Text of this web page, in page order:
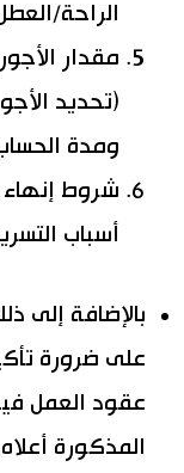
الراحة/
مقدار
(تحديد
ومدة
شروط
أسباب
بالإضافة إلى
على ضرورة
عقود العمل
المذكورة